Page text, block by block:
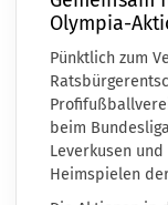
Olympia-
Pünktlich zum
beim
Leverkusen
Heimspielen